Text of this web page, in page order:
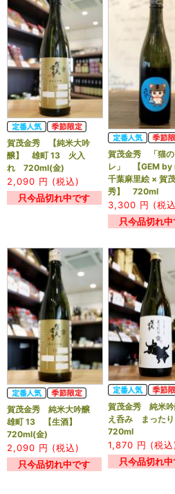
賀茂金秀 【純米大吟
醸】 雄町 13 火入
れ 720ml(金)
2,090 円 (税込)
只今品切れ中です
賀茂金秀 「猫の
レ」 【GEM by
千葉麻里絵 × 賀
秀】 720ml
3,300 円 (税
只今品切れ
賀茂金秀 純米大吟醸
雄町 13 【生酒】
720ml(金)
2,090 円 (税込)
只今品切れ中です
賀茂金秀 純米
え呑み まった
720ml
1,870 円 (税込
只今品切れ